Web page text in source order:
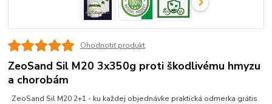
Ohodnotiť produkt
ZeoSand Sil M20 3x350g proti škodlivému hmyzu
a chorobám
ZeoSand Sil M20 2+1 - ku každej objednávke praktická odmerka grátis